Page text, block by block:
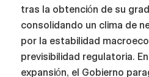
tras la obtención de su
consolidando un clima de
por la estabilidad
previsibilidad regulatoria.
expansión, el Gobierno